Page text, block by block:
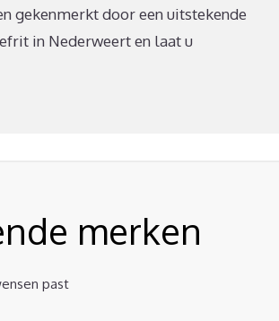
gekenmerkt door een uitstekende
in Nederweert en laat u
merken
past